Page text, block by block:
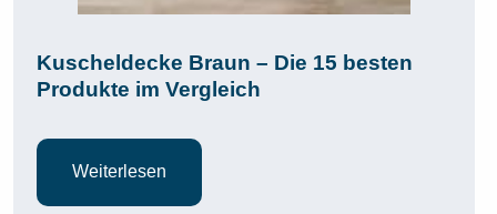
Kuscheldecke Braun – Die 15 besten
Produkte im Vergleich
Weiterlesen